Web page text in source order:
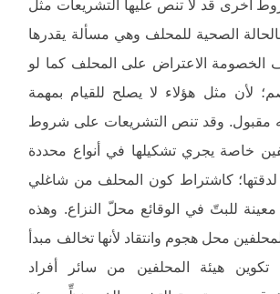
أخرى قد لا تنص عليها التشريعات مثل
الصحية للمحلف وهي مسألة يقدرها
الخصومة الاعتراض على المحلف كما لو
لأن مثل هؤلاء لا يصلح للقيام بمهمة
مقبول. وقد تنص التشريعات على شروط
خاصة يجري تشكيلها في أنواع محددة
لدقتها؛ كاشتراط كون المحلف من شاغلي
للبتّ في الوقائع محلّ النزاع. وهذه
محل هجوم وانتقاد لأنها تخالف مبدأ
تكوين هيئة المحلفين من سائر أفراد